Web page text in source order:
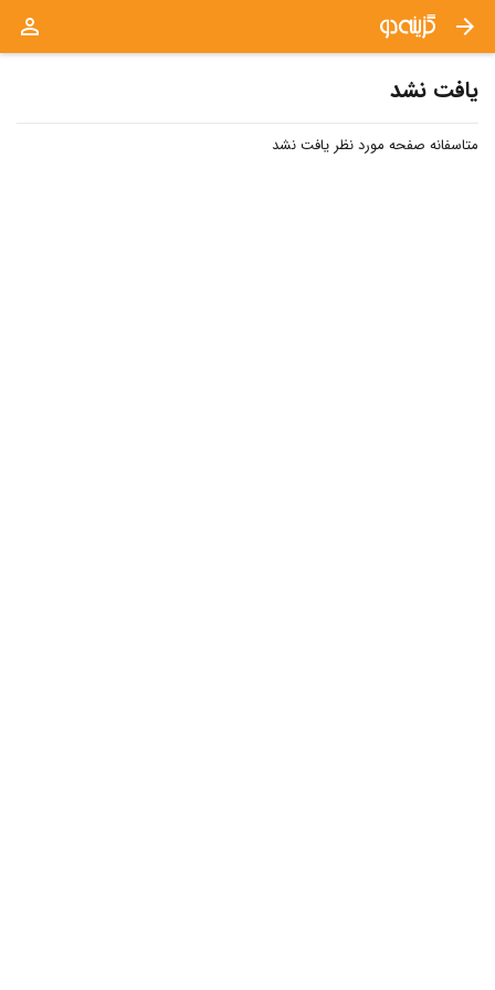
arrow_forward
person_outline
یافت نشد
متاسفانه صفحه مورد نظر یافت نشد